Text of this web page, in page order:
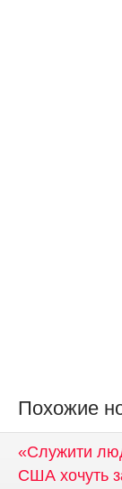
Похожие
«Служити
США хочуть